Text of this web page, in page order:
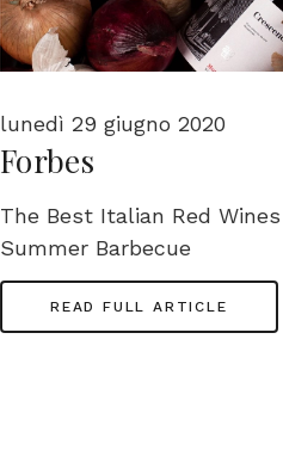
lunedì 29 giugno 2020
Forbes
The Best Italian Red Wines
Summer Barbecue
READ FULL ARTICLE